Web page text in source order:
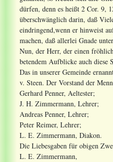
dürfen, denn es heißt 2 Cor. 9,
überschwänglich darin, daß
eindringend,wenn er hinweist
machen, daß allerlei Gnade
Nun, der Herr, der einen
betendem Aufblicke auch diese
Das in unserer Gemeinde
v. Steen. Der Vorstand der
Gerhard Penner, Aeltester;
J. H. Zimmermann, Lehrer;
Andreas Penner, Lehrer;
Peter Reimer, Lehrer;
L. E. Zimmermann, Diakon.
Die Liebesgaben für obigen
L. E. Zimmermann,